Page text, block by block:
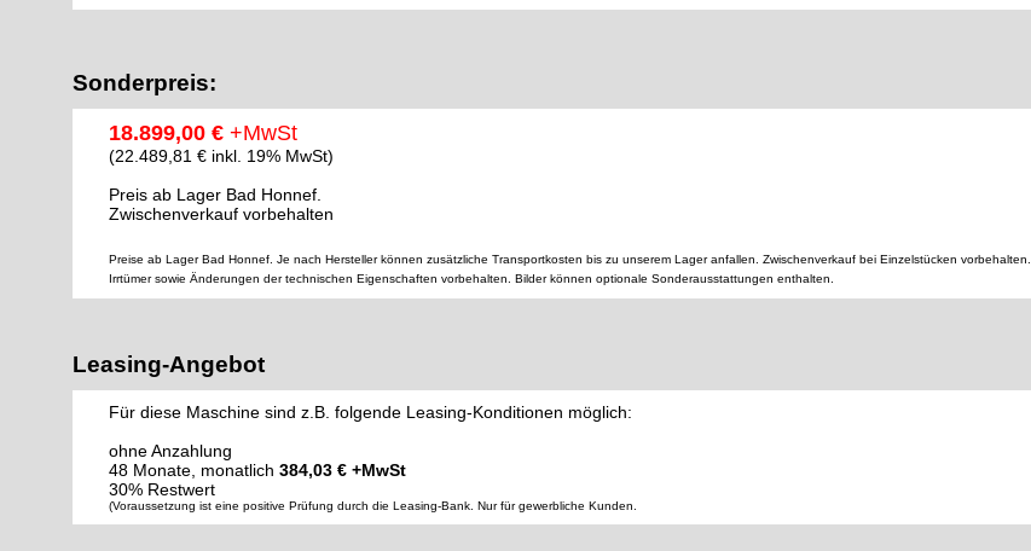
Sonderpreis:
18.899,00 € +MwSt
(22.489,81 € inkl. 19% MwSt)
Preis ab Lager Bad Honnef.
Zwischenverkauf vorbehalten
Preise ab Lager Bad Honnef. Je nach Hersteller können zusätzliche Transportkosten bis zu unserem Lager anfallen. Zwischenverkauf bei Einzelstücken vorbehalten.
Irrtümer sowie Änderungen der technischen Eigenschaften vorbehalten. Bilder können optionale Sonderausstattungen enthalten.
Leasing-Angebot
Für diese Maschine sind z.B. folgende Leasing-Konditionen möglich:
ohne Anzahlung
48 Monate, monatlich 384,03 € +MwSt
30% Restwert
(Voraussetzung ist eine positive Prüfung durch die Leasing-Bank. Nur für gewerbliche Kunden.